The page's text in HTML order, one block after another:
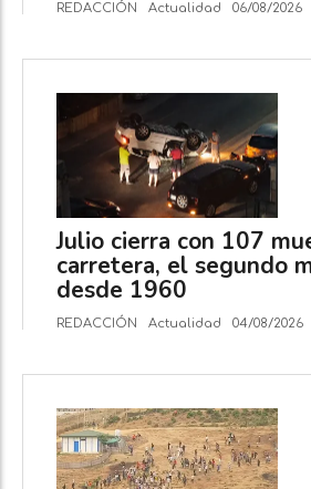
REDACCIÓN Actualidad 06/08/2026
Julio cierra con 107
carretera, el segundo
desde 1960
REDACCIÓN Actualidad 04/08/2026